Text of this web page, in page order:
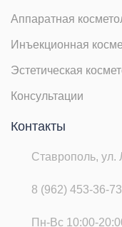
Аппаратная
Инъекционная
Эстетическая
Консультации
Контакты
Ставрополь, ул.
8 (962) 453-36-73
Пн-Вс 10:00-